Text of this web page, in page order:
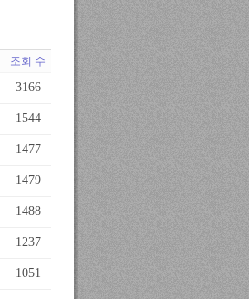
조회 수
3166
1544
1477
1479
1488
1237
1051